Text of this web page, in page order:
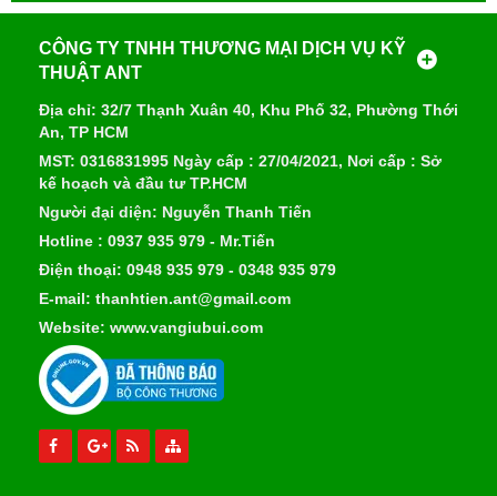
CÔNG TY TNHH THƯƠNG MẠI DỊCH VỤ KỸ
THUẬT ANT
Địa chỉ: 32/7 Thạnh Xuân 40, Khu Phố 32, Phường Thới
An, TP HCM
MST: 0316831995 Ngày cấp : 27/04/2021, Nơi cấp : Sở
kế hoạch và đầu tư TP.HCM
Người đại diện: Nguyễn Thanh Tiến
Hotline : 0937 935 979 - Mr.Tiến
Điện thoại: 0948 935 979 - 0348 935 979
E-mail: thanhtien.ant@gmail.com
Website: www.vangiubui.com